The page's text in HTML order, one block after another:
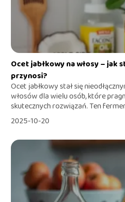
Ocet jabłkowy na włosy – jak
przynosi?
Ocet jabłkowy stał się
włosów dla wielu osób, które
skutecznych rozwiązań. Ten
2025-10-20